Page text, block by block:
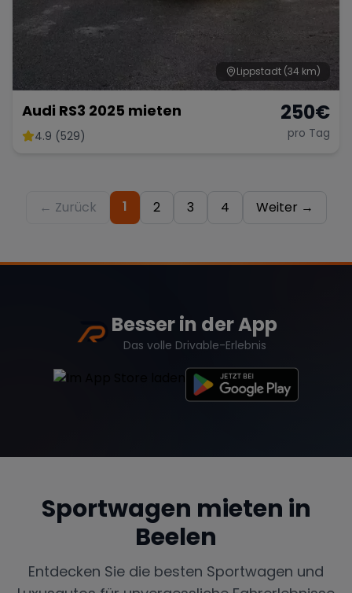
Lippstadt (34 km)
Audi RS3 2025 mieten
4.9 (529)
250€
pro Tag
← Zurück 1 2 3 4 Weiter →
Besser in der App
Das volle Drivable-Erlebnis
Sportwagen mieten in
Beelen
Entdecken Sie die besten Sportwagen und